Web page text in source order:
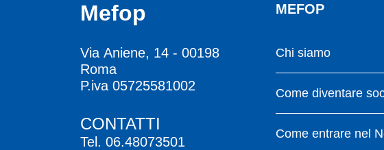
Mefop
Via Aniene, 14 - 00198
Roma
P.iva 05725581002
CONTATTI
Tel. 06.48073501
MEFOP
Chi siamo
Come diventare
Come entrare nel